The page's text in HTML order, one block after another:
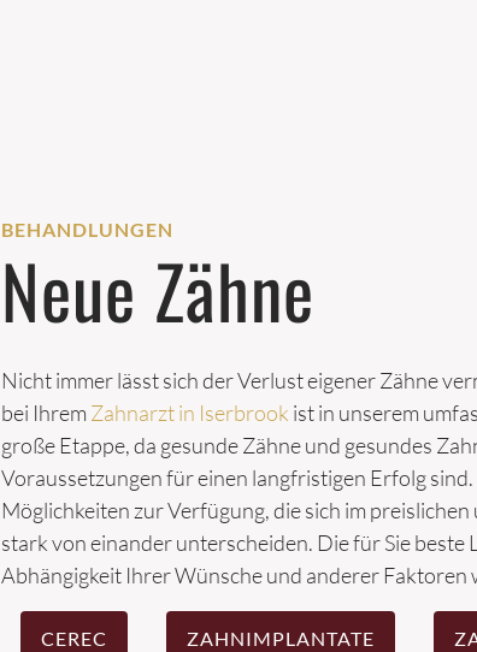
BEHANDLUNGEN
Neue Zähne
Nicht immer lässt sich der Verlust eigener Zähne
bei Ihrem Zahnarzt in Iserbrook ist in unserem
große Etappe, da gesunde Zähne und gesundes
Voraussetzungen für einen langfristigen Erfolg
Möglichkeiten zur Verfügung, die sich im
stark von einander unterscheiden. Die für Sie beste
Abhängigkeit Ihrer Wünsche und anderer
CEREC ZAHNIMPLANTATE